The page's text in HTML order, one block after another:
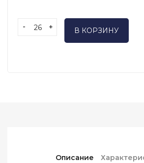
- + В КОРЗИНУ
Описание